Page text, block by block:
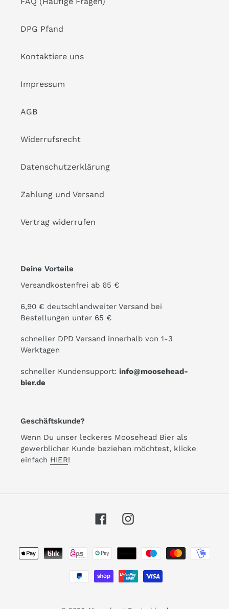
DPG Pfand
Kontaktiere uns
Impressum
AGB
Widerrufsrecht
Datenschutzerklärung
Zahlung und Versand
Vertrag widerrufen
Deine Vorteile
Versandkostenfrei ab 65 €
6,90 € deutschlandweiter Versand bei
Bestellungen unter 65 €
schneller DPD Versand innerhalb von 1-3
Werktagen
schneller Kundensupport: info@moosehead-
bier.de
Geschäftskunde?
Wenn Du unser leckeres Moosehead Bier als
gewerblicher Kunde beziehen möchtest, klicke
einfach HIER!
FacebookInstagram
Zahlungsarten